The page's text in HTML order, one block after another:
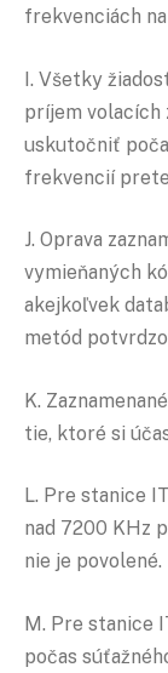
frekvenciách
I. Všetky
príjem volacích
uskutočniť
frekvencií
J. Oprava
vymieňaných
akejkoľvek
metód
K.
tie, ktoré si
L. Pre stanice
nad 7200 KHz
nie je povolené.
M. Pre stanice
počas